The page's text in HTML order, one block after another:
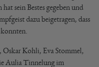
sein Bestes gegeben und
dazu beigetragen, dass
Oskar Kohli, Eva Stommel,
Aulia Tinnelung im